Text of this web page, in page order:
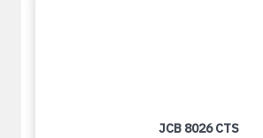
JCB 8026 CTS